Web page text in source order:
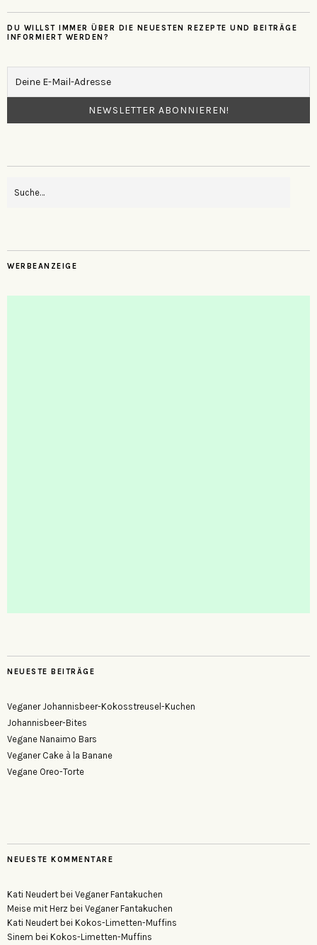
DU WILLST IMMER ÜBER DIE NEUESTEN REZEPTE UND BEITRÄGE
INFORMIERT WERDEN?
WERBEANZEIGE
NEUESTE BEITRÄGE
Veganer Johannisbeer-Kokosstreusel-Kuchen
Johannisbeer-Bites
Vegane Nanaimo Bars
Veganer Cake à la Banane
Vegane Oreo-Torte
NEUESTE KOMMENTARE
Kati Neudert bei Veganer Fantakuchen
Meise mit Herz bei Veganer Fantakuchen
Kati Neudert bei Kokos-Limetten-Muffins
Sinem bei Kokos-Limetten-Muffins